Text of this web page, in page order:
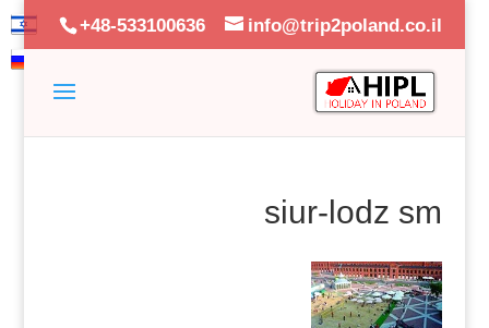
+48-533100636 info@trip2poland.co.il
siur-lodz sm